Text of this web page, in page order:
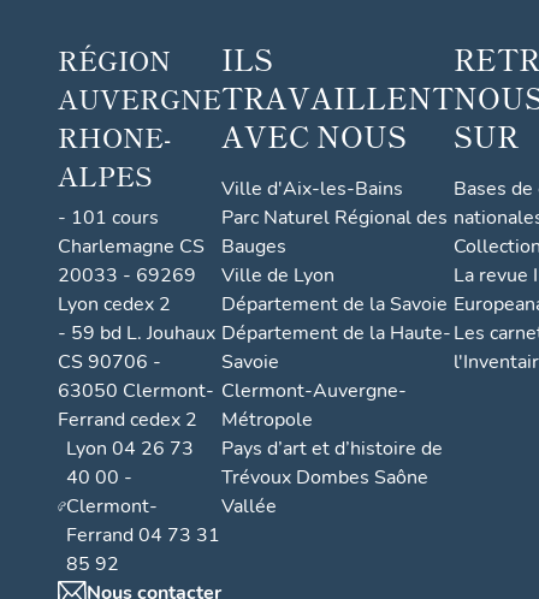
RÉGION
AUVERGNE
RHONE-
ALPES
- 101 cours
Charlemagne CS
20033 - 69269
Lyon cedex 2
- 59 bd L. Jouhaux
CS 90706 -
63050 Clermont-
Ferrand cedex 2
Lyon 04 26 73
40 00 -
Clermont-
Ferrand 04 73 31
85 92
Nous contacter
ILS
TRAVAILLENT
AVEC NOUS
Ville d'Aix-les-Bains
Parc Naturel Régional des
Bauges
Ville de Lyon
Département de la Savoie
Département de la Haute-
Savoie
Clermont-Auvergne-
Métropole
Pays d’art et d’histoire de
Trévoux Dombes Saône
Vallée
SUR
Bases
La revue
Les